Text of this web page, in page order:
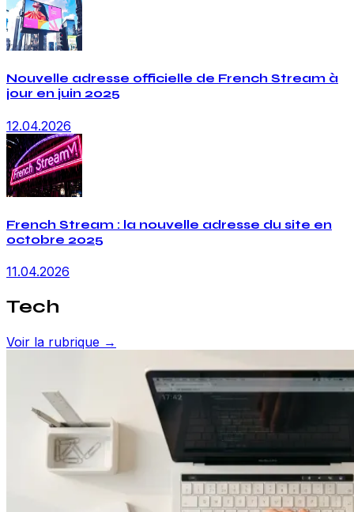
Nouvelle adresse officielle de French Stream à
jour en juin 2025
12.04.2026
French Stream : la nouvelle adresse du site en
octobre 2025
11.04.2026
Tech
Voir la rubrique →